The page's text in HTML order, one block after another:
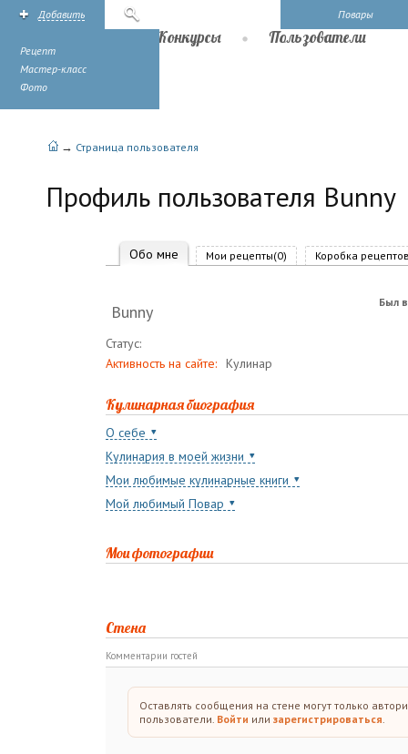
Повары
Добавить
Рецепт
Мастер-класс
Фото
Конкурсы Пользователи
→ Страница пользователя
Профиль пользователя Bunny
Обо мне Мои рецепты(0) Коробка
Bunny Был
Статус:
Активность на сайте: Кулинар
Кулинарная биография
О себе
Кулинария в моей жизни
Мои любимые кулинарные книги
Мой любимый Повар
Мои фотографии
Стена
Комментарии гостей
Оставлять сообщения на стене могут только
пользователи. Войти или зарегистрироваться.